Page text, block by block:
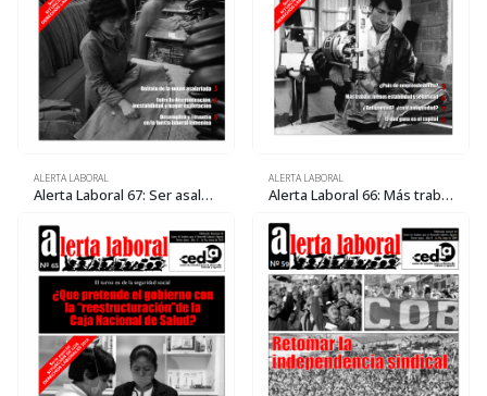
ALERTA LABORAL
Alerta Laboral 67: Ser asalariada no mejora las condiciones de vida
ALERTA LABORAL
Alerta Laboral 66: Más trabajadores asalariados, más capitalismo